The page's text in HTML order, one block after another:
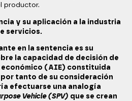
productor.
y su aplicación a la industria
servicios.
en la sentencia es su
la capacidad de decisión de
económico (AIE) constituida
tanto de su consideración
efectuarse una analogía
Vehicle (SPV) que se crean